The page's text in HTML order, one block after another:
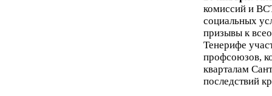
комиссий и
социальных
призывы к
Тенерифе
профсоюзов,
кварталам
последствий